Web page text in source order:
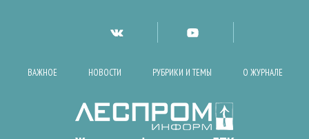
ВАЖНОЕ НОВОСТИ РУБРИКИ И ТЕМЫ О ЖУРНАЛЕ